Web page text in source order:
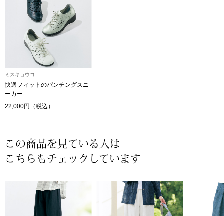
セイコー〉マウリッツハイス美術館公認フェ
集
すべて見る
その他
ミスキョウコ
快適フィットのパンチングスニ
ーカー
22,000円（税込）
この商品を見ている人は
こちらもチェックしています